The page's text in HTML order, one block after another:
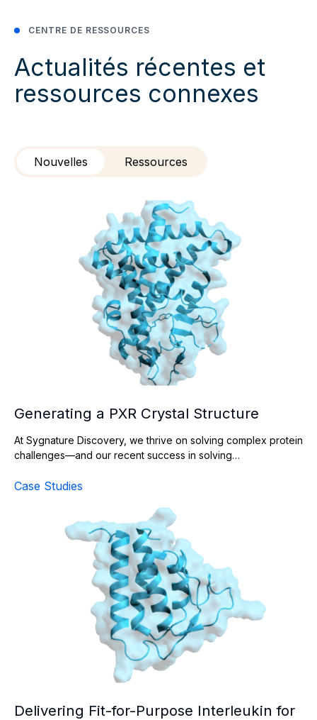
CENTRE DE RESSOURCES
Actualités récentes et
ressources connexes
Nouvelles Ressources
Generating a PXR Crystal Structure
Generating a PXR Crystal Structure
At Sygnature Discovery, we thrive on solving complex protein
challenges—and our recent success in solving…
Case Studies
Delivering Fit-for-Purpose Interleukin for Structural
Delivering Fit-for-Purpose Interleukin for